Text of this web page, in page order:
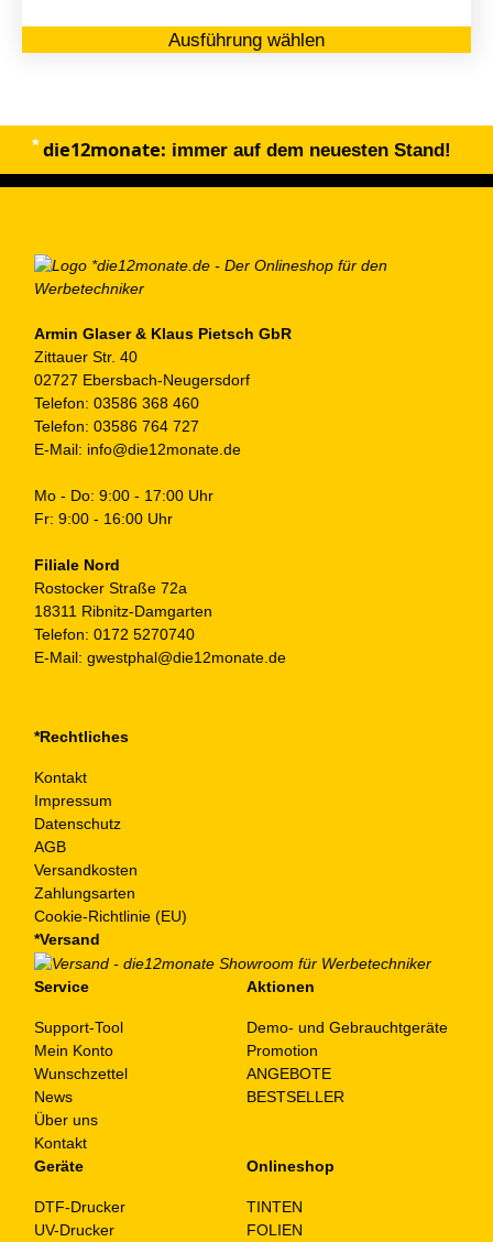
Ausführung wählen
die12monate: immer auf dem neuesten Stand!
Armin Glaser & Klaus Pietsch GbR
Zittauer Str. 40
02727 Ebersbach-Neugersdorf
Telefon: 03586 368 460
Telefon: 03586 764 727
E-Mail: info@die12monate.de
Mo - Do: 9:00 - 17:00 Uhr
Fr: 9:00 - 16:00 Uhr
Filiale Nord
Rostocker Straße 72a
18311 Ribnitz-Damgarten
Telefon: 0172 5270740
E-Mail: gwestphal@die12monate.de
*Rechtliches
Kontakt
Impressum
Datenschutz
AGB
Versandkosten
Zahlungsarten
Cookie-Richtlinie (EU)
*Versand
Service
Support-Tool
Mein Konto
Wunschzettel
News
Über uns
Kontakt
Aktionen
Demo- und Gebrauchtgeräte
Promotion
ANGEBOTE
BESTSELLER
Geräte
DTF-Drucker
UV-Drucker
Onlineshop
TINTEN
FOLIEN